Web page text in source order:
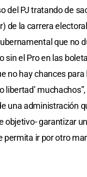
del PJ tratando de
de la carrera
que no
sin el Pro en las
no hay chances
libertad’ muchachos”,
una administración
objetivo- garantizar
permita ir por otro